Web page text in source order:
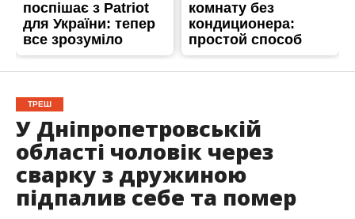
ТРЕШ
У Дніпропетровській
області чоловік через
сварку з дружиною
підпалив себе та помер